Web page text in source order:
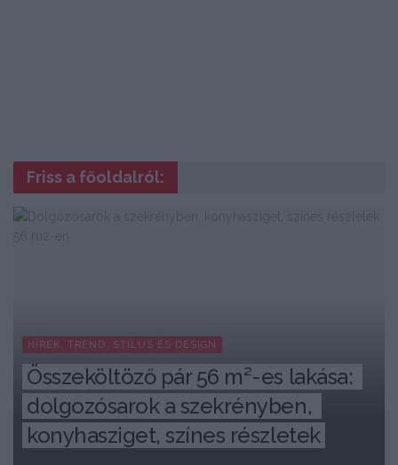
Friss a főoldalról:
HÍREK, TREND, STÍLUS ÉS DESIGN
Összeköltöző pár 56 m²-es lakása:
dolgozósarok a szekrényben,
konyhasziget, színes részletek